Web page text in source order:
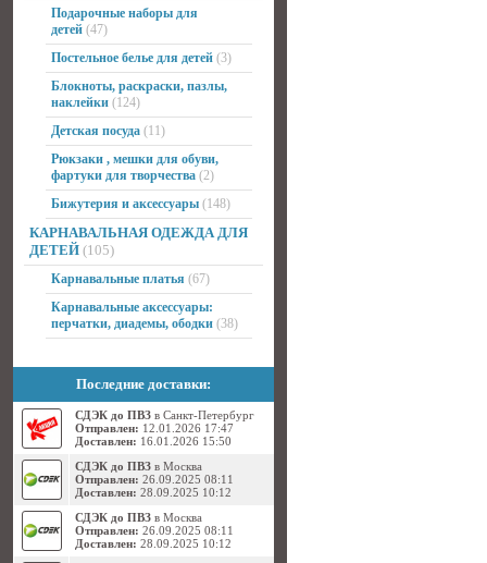
Подарочные наборы для
детей (47)
Постельное белье для детей (3)
Блокноты, раскраски, пазлы,
наклейки (124)
Детская посуда (11)
Рюкзаки , мешки для обуви,
фартуки для творчества (2)
Бижутерия и аксессуары (148)
КАРНАВАЛЬНАЯ ОДЕЖДА ДЛЯ
ДЕТЕЙ (105)
Карнавальные платья (67)
Карнавальные аксессуары:
перчатки, диадемы, ободки (38)
Последние доставки:
СДЭК до ПВЗ в Санкт-Петербург
Отправлен: 12.01.2026 17:47
Доставлен: 16.01.2026 15:50
СДЭК до ПВЗ в Москва
Отправлен: 26.09.2025 08:11
Доставлен: 28.09.2025 10:12
СДЭК до ПВЗ в Москва
Отправлен: 26.09.2025 08:11
Доставлен: 28.09.2025 10:12